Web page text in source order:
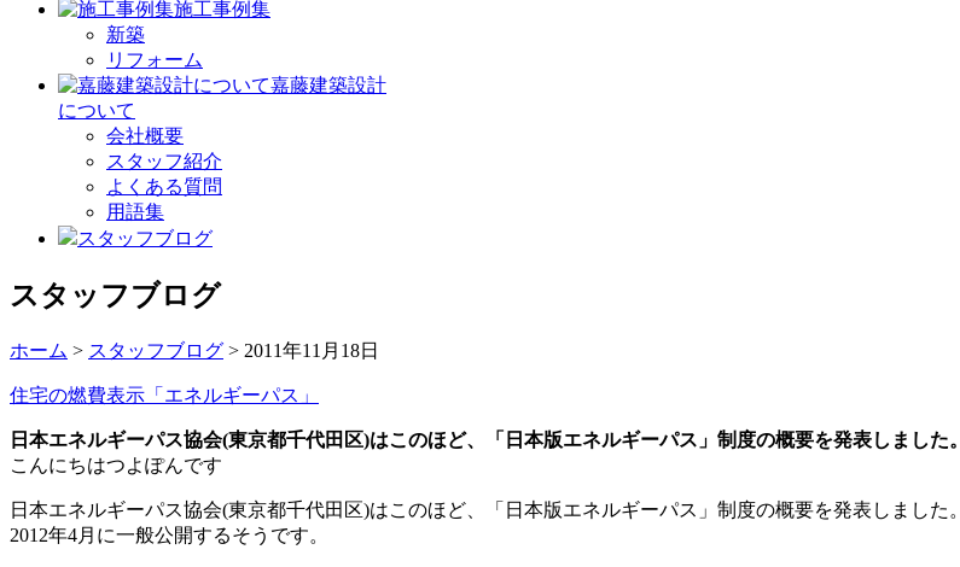
施工事例集
新築
リフォーム
嘉藤建築設計
について
会社概要
スタッフ紹介
よくある質問
用語集
スタッフブログ
スタッフブログ
ホーム > スタッフブログ > 2011年11月18日
住宅の燃費表示「エネルギーパス」
日本エネルギーパス協会(東京都千代田区)はこのほど、「日本版エネルギーパス」制度の概要を発表しました。
こんにちはつよぽんです
日本エネルギーパス協会(東京都千代田区)はこのほど、「日本版エネルギーパス」制度の概要を発表しました。
2012年4月に一般公開するそうです。